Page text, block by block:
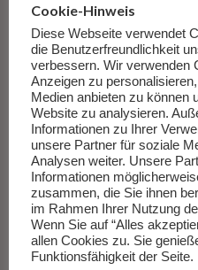
Es gibt nicht mehr viele
Nicht, weil die Antworten nicht
weil die Fragen so unfassbar
erscheinen, dass wir den
vertrauen. Bis wir uns
Fragen und die Antworten.
___________
Die Sachbücher des
Herausgegeben von Andreas
Cookie-Hinweis
Diese Webseite verwendet
die Benutzerfreundlichkeit
verbessern. Wir verwenden
Anzeigen zu
Medien anbieten zu können
Website zu analysieren.
Informationen zu Ihrer
unsere Partner für soziale
Analysen weiter. Unsere
Informationen
zusammen, die Sie ihnen
im Rahmen Ihrer Nutzung
Wenn Sie auf “Alles
allen Cookies zu. Sie
Funktionsfähigkeit der Seite.